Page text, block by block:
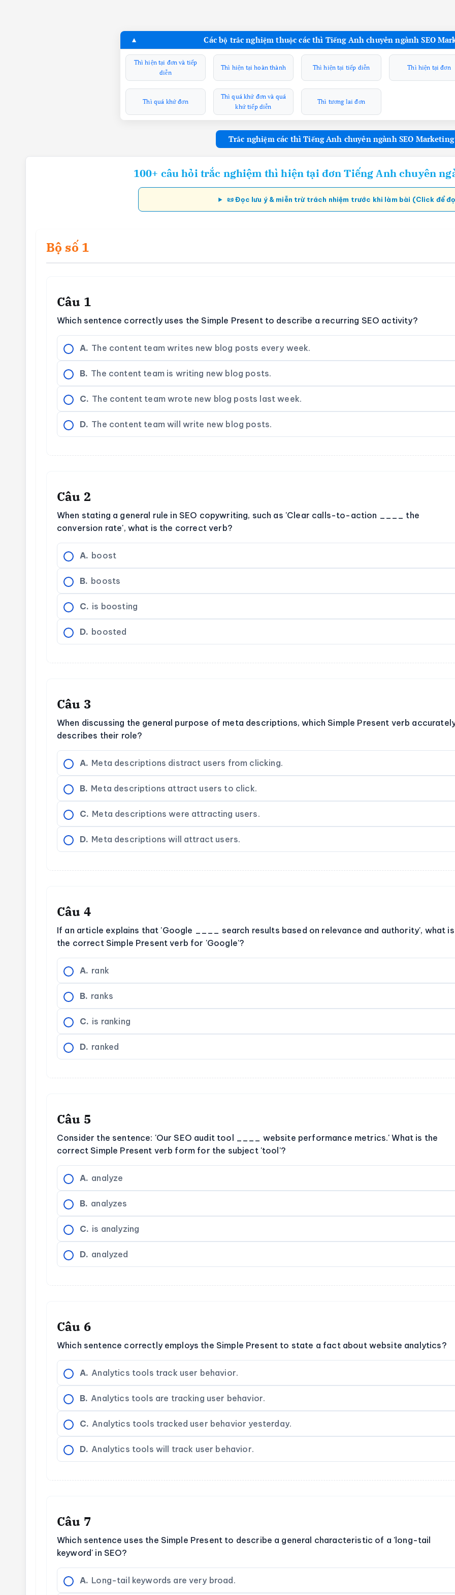
Các bộ trắc nghiệm thuộc các thì Tiếng Anh chuyên ngành SEO
Thì hiện tại đơn và tiếp
diễn
Thì hiện tại hoàn thành Thì hiện tại tiếp diễn Thì hiện tại đơn
Thì quá khứ đơn
Thì quá khứ đơn và quá
khứ tiếp diễn
Thì tương lai đơn
Trắc nghiệm các thì Tiếng Anh chuyên ngành SEO Marketing
100+ câu hỏi trắc nghiệm thì hiện tại đơn Tiếng Anh chuyên
📜 Đọc lưu ý & miễn trừ trách nhiệm trước khi làm bài (Click để
Bộ số 1
Câu 1
Which sentence correctly uses the Simple Present to describe a recurring SEO activity?
A. The content team writes new blog posts every week.
B. The content team is writing new blog posts.
C. The content team wrote new blog posts last week.
D. The content team will write new blog posts.
Câu 2
When stating a general rule in SEO copywriting, such as 'Clear calls-to-action ____ the
conversion rate', what is the correct verb?
A. boost
B. boosts
C. is boosting
D. boosted
Câu 3
When discussing the general purpose of meta descriptions, which Simple Present verb
describes their role?
A. Meta descriptions distract users from clicking.
B. Meta descriptions attract users to click.
C. Meta descriptions were attracting users.
D. Meta descriptions will attract users.
Câu 4
If an article explains that 'Google ____ search results based on relevance and authority', what is
the correct Simple Present verb for 'Google'?
A. rank
B. ranks
C. is ranking
D. ranked
Câu 5
Consider the sentence: 'Our SEO audit tool ____ website performance metrics.' What is the
correct Simple Present verb form for the subject 'tool'?
A. analyze
B. analyzes
C. is analyzing
D. analyzed
Câu 6
Which sentence correctly employs the Simple Present to state a fact about website analytics?
A. Analytics tools track user behavior.
B. Analytics tools are tracking user behavior.
C. Analytics tools tracked user behavior yesterday.
D. Analytics tools will track user behavior.
Câu 7
Which sentence uses the Simple Present to describe a general characteristic of a 'long-tail
keyword' in SEO?
A. Long-tail keywords are very broad.